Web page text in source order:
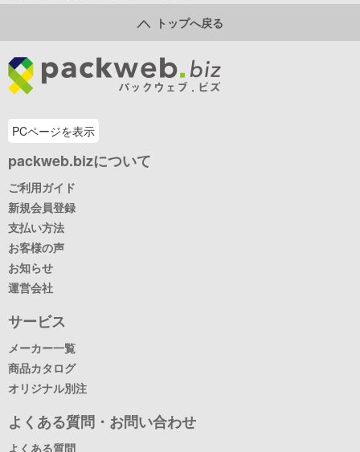
トップへ戻る
PCページを表示
packweb.bizについて
ご利用ガイド
新規会員登録
支払い方法
お客様の声
お知らせ
運営会社
サービス
メーカー一覧
商品カタログ
オリジナル別注
よくある質問・お問い合わせ
よくある質問